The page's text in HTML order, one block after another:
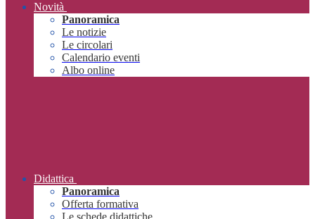
Novità
Panoramica
Le notizie
Le circolari
Calendario eventi
Albo online
Didattica
Panoramica
Offerta formativa